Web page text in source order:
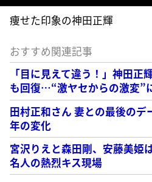
痩せた印象の神田正輝
おすすめ関連記事
「目に見えて違う！」神田
も回復…“激ヤセからの激変”
田村正和さん 妻との最後の
年の変化
宮沢りえと森田剛、安藤美姫
名人の熱烈キス現場